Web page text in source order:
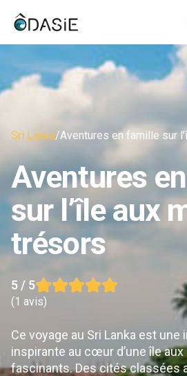
Sri Lanka/Aventures en famille sur
Aventures
sur l’île aux
trésors
5 / 5
(1 avis)
Ce voyage au Sri Lanka est
inspirante au cœur d’une île
fascinants. Des cités classées